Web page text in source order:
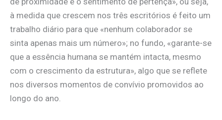
à medida que crescem nos três escritórios é feito um
trabalho diário para que «nenhum colaborador se
sinta apenas mais um número»; no fundo, «garante-se
que a essência humana se mantém intacta, mesmo
com o crescimento da estrutura», algo que se reflete
nos diversos momentos de convívio promovidos ao
longo do ano.